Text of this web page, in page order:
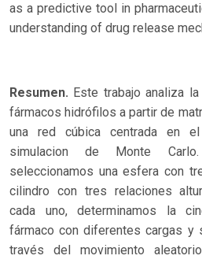
as a predictive tool in
understanding of drug release
Resumen. Este trabajo analiza
fármacos hidrófilos a partir de
una red cúbica centrada en
simulacion de Monte
seleccionamos una esfera con
cilindro con tres relaciones
cada uno, determinamos la
fármaco con diferentes cargas y
través del movimiento